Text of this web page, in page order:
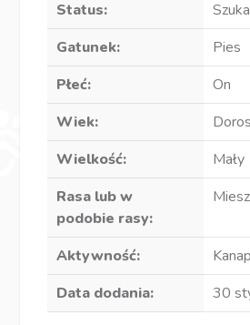
Status:
Gatunek:
Pies
Płeć:
On
Wiek:
Wielkość:
Mały
Rasa lub w
podobie rasy:
Aktywność:
Data dodania:
30